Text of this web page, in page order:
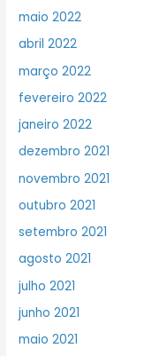
maio 2022
abril 2022
março 2022
fevereiro 2022
janeiro 2022
dezembro 2021
novembro 2021
outubro 2021
setembro 2021
agosto 2021
julho 2021
junho 2021
maio 2021